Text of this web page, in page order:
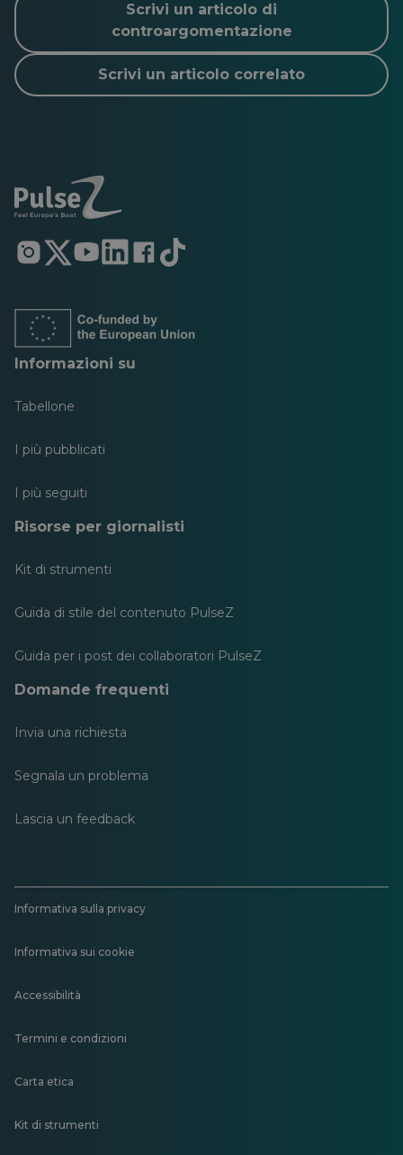
Scrivi un articolo di
controargomentazione
Scrivi un articolo correlato
Si
apre
nuova
scheda
Si
apre
nuova
scheda
Si
apre
nuova
scheda
Si
apre
nuova
scheda
Si
apre
nuova
scheda
Si
apre
scheda
Informazioni su
Tabellone
I più pubblicati
I più seguiti
Risorse per giornalisti
Kit di strumenti
Guida di stile del contenuto PulseZ
Guida per i post dei collaboratori PulseZ
Domande frequenti
Invia una richiesta
Segnala un problema
Lascia un feedback
Informativa sulla privacy
Informativa sui cookie
Accessibilità
Termini e condizioni
Carta etica
Kit di strumenti